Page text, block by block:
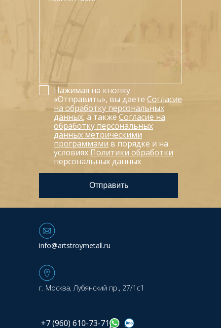
Нажимая на кнопку
«Отправить», вы даете Согласие
на обработку персональных
данных, а такжеСогласие на
обработку персональных
данных метрическими
программами в порядке и на
условиях Политики обработки
персональных данных
info@artstroymetall.ru
г. Москва, Лубянский пр., 27/1с1
+7 (960) 610-73-71